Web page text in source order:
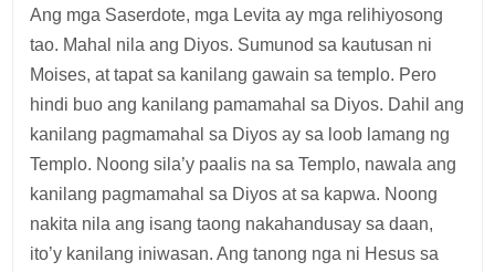
Ang mga Saserdote, mga Levita ay mga relihiyosong
tao. Mahal nila ang Diyos. Sumunod sa kautusan ni
Moises, at tapat sa kanilang gawain sa templo. Pero
hindi buo ang kanilang pamamahal sa Diyos. Dahil ang
kanilang pagmamahal sa Diyos ay sa loob lamang ng
Templo. Noong sila’y paalis na sa Templo, nawala ang
kanilang pagmamahal sa Diyos at sa kapwa. Noong
nakita nila ang isang taong nakahandusay sa daan,
ito’y kanilang iniwasan. Ang tanong nga ni Hesus sa